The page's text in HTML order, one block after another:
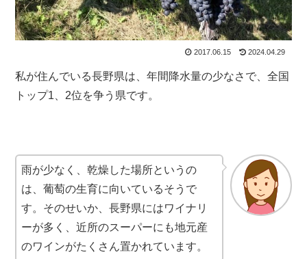
2017.06.15 2024.04.29
私が住んでいる長野県は、年間降水量の少なさ で、全国
トップ1、2位を争う県です。
雨が少なく、乾燥した場所というの
は、葡萄の生育に向いているそうで
す。そのせいか、長野県にはワイナリ
ーが多く、近所のスーパーにも地元産
のワインがたくさん置かれています。